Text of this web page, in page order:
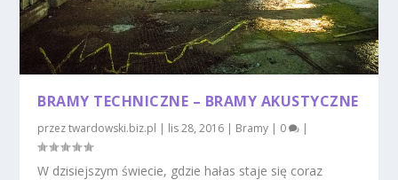
BRAMY TECHNICZNE – BRAMY AKUSTYCZNE
przeztwardowski.biz.pl | lis 28, 2016 | Bramy | 0 |
W dzisiejszym świecie, gdzie hałas staje się coraz